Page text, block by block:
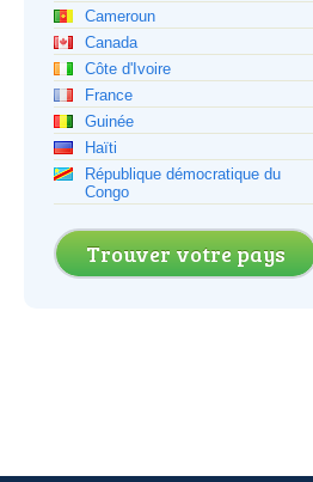
Cameroun
Canada
Côte d'Ivoire
France
Guinée
Haïti
République démocratique du
Congo
Trouver votre pays